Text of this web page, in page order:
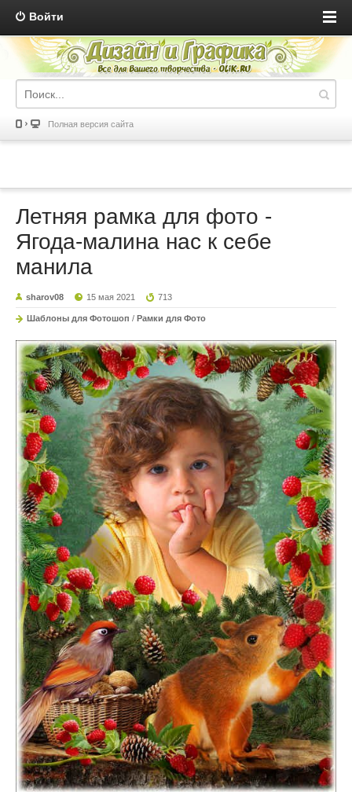
Войти
Полная версия сайта
Летняя рамка для фото -
Ягода-малина нас к себе
манила
sharov08 15 мая 2021 713
Шаблоны для Фотошоп / Рамки для Фото